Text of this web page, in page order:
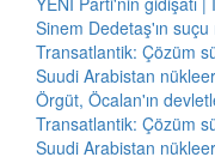
Sinem Dedetaş'ın suçu
Transatlantik: Çözüm
Suudi Arabistan
Örgüt, Öcalan'ın
Transatlantik: Çözüm
Suudi Arabistan